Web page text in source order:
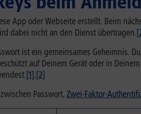
App oder Webseite erstellt. Beim
dabei nicht an den Dienst übertragen.
ist ein gemeinsames Geheimnis.
auf Deinem Gerät oder in
[1],[2]
Passwort, Zwei-Faktor-